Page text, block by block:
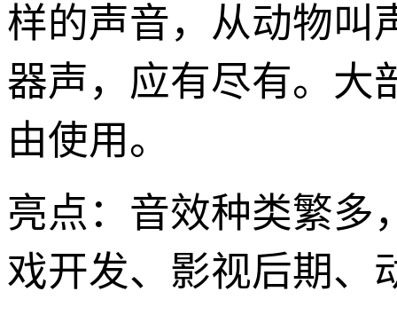
样的声音，从动物叫
器声，应有尽有。大
由使用。
亮点：音效种类繁多
戏开发、影视后期、